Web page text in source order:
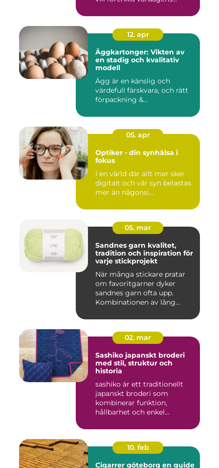
12. apr
Äggkartonger: Vikten av
en stadig och kvalitativ
modell
Ägg är en känslig och
värdefull färskvara, och rätt
förpackning &...
05. apr
Optiker - din synhälsa i
fokus
I en värld där allt mer sker
digitalt och vår syn belastas
mer än någonsi...
05. mar
Sandnes garn kvalitet,
tradition och inspiration för
varje stickprojekt
När många stickare pratar
om favoritgarner dyker
sandnes garn ofta upp.
Kombinationen av lång
02. mar
Sashiko japanskt broderi
med stil, struktur och
historia
sashiko är ett traditionellt
japanskt broderi som
kombinerar funktion,
hållbarhet och enkel
10. feb
Cigarrer göteborg en guide